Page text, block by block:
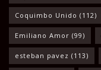
Coquimbo Unido (112)
Emiliano Amor (99)
esteban pavez (113)